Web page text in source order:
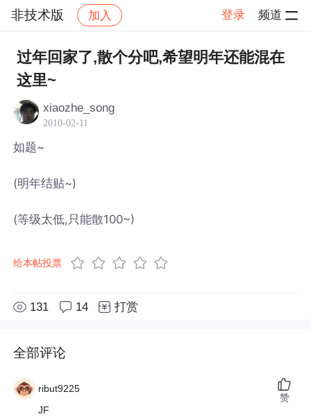
非技术版 加入 登录 频道
社区 非技术版 帖子详情
过年回家了,散个分吧,希望明年还能混在
这里~
xiaozhe_song
2010-02-11
如题~
(明年结贴~)
(等级太低,只能散100~)
给本帖投票
131 14 打赏
全部评论
ribut9225
JF
赞